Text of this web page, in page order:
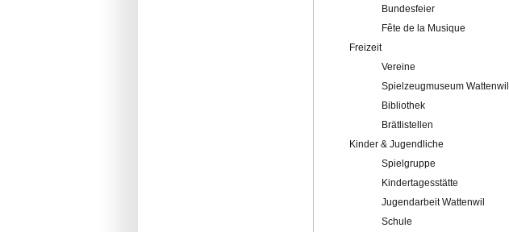
Bundesfeier
Fête de la Musique
Freizeit
Vereine
Spielzeugmuseum Wattenwil
Bibliothek
Brätlistellen
Kinder & Jugendliche
Spielgruppe
Kindertagesstätte
Jugendarbeit Wattenwil
Schule